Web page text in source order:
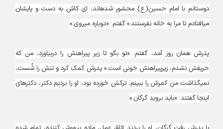
دوستانم با امام حسین(ع) محشور شده‎اند، ای کاش به دست و پای‎شان
می‎افتادم تا مرا به خانه نفرستند.» گفتم: «دوباره می‎روی.»
پدرش همان روز آمد، گفتم: «تو بگو تا زیر پیراهنش را دربیاورد، من که
حریفش نشدم، زیرپیراهنش خونی است.» پدرش کمک کرد و تنش را شُست،
نمی‎گذاشت من کمرش را ببینم، ترکش خورده بود، او را بردیم دکتر، دکترهای
اینجا گفتند: «باید بروید گرگان.»